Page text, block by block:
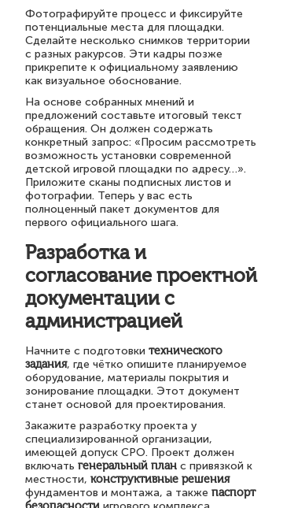
Фотографируйте процесс и фиксируйте
потенциальные места для площадки.
Сделайте несколько снимков территории
с разных ракурсов. Эти кадры позже
прикрепите к официальному заявлению
как визуальное обоснование.
На основе собранных мнений и
предложений составьте итоговый текст
обращения. Он должен содержать
конкретный запрос: «Просим рассмотреть
возможность установки современной
детской игровой площадки по адресу…».
Приложите сканы подписных листов и
фотографии. Теперь у вас есть
полноценный пакет документов для
первого официального шага.
Разработка и
согласование проектной
документации с
администрацией
Начните с подготовки технического
задания, где чётко опишите планируемое
оборудование, материалы покрытия и
зонирование площадки. Этот документ
станет основой для проектирования.
Закажите разработку проекта у
специализированной организации,
имеющей допуск СРО. Проект должен
включать генеральный план с привязкой к
местности, конструктивные решения
фундаментов и монтажа, а также паспорт